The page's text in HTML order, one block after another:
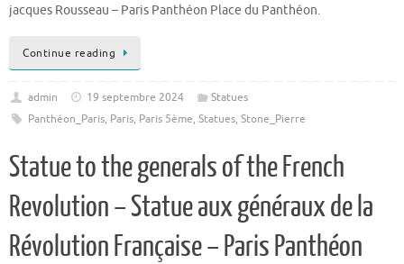
jacques Rousseau – Paris Panthéon Place du Panthéon.
Continue reading
admin 19 septembre 2024
Statues
Panthéon_Paris, Paris, Paris 5ème, Statues, Stone_Pierre
Statue to the generals of the French
Revolution – Statue aux généraux de la
Révolution Française – Paris Panthéon